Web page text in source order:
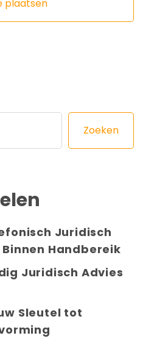
Zoeken
Juridisch
Handbereik
Juridisch Advies
Sleutel tot